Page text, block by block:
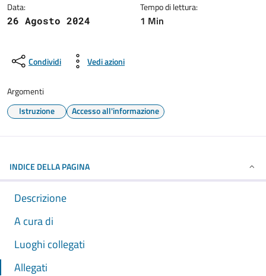
Data:
26 Agosto 2024
Tempo di lettura:
1 Min
Condividi Vedi azioni
Argomenti
Istruzione
Accesso all'informazione
INDICE DELLA PAGINA
Descrizione
A cura di
Luoghi collegati
Allegati